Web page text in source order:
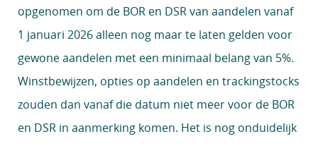
opgenomen om de BOR en DSR van aandelen vanaf
1 januari 2026 alleen nog maar te laten gelden voor
gewone aandelen met een minimaal belang van 5%.
Winstbewijzen, opties op aandelen en trackingstocks
zouden dan vanaf die datum niet meer voor de BOR
en DSR in aanmerking komen. Het is nog onduidelijk